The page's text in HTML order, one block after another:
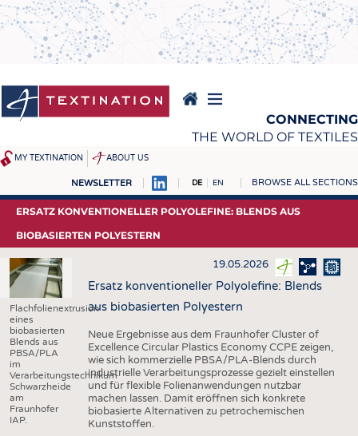
Direkt
zum
Inhalt
CONNECTING
THE WORLD OF TEXTILES
MY TEXTINATION ABOUT US
NEWSLETTER DE EN BROWSE ALL SECTIONS
NEWS
AKTUELLES
KLARTEXT BY TEXTINATION
REPORTS & INTERVIEWS
TEXTILE LEADERSHIP
TEXCAMPUS
ROHSTOFFE
FASERN
GARNE
GEWEBE
GESTRICKE & GEWIRKE
JOBS
STELLENMARKT
KRÜGER PERSONAL
HEADHUNTING
PRAKTIKA & AUSBILDUNGEN
ERSATZ KONVENTIONELLER POLYOLEFINE: BLENDS AUS
BIOBASIERTEN POLYESTERN
Flachfolienextrusion
eines
biobasierten
Blends aus
PBSA/PLA
im
Verarbeitungstechnikum
Schwarzheide
am
Fraunhofer
IAP.
19.05.2026
Ersatz konventioneller Polyolefine: Blends
aus biobasierten Polyestern
Neue Ergebnisse aus dem Fraunhofer Cluster of
Excellence Circular Plastics Economy CCPE zeigen,
wie sich kommerzielle PBSA/PLA-Blends durch
industrielle Verarbeitungsprozesse gezielt einstellen
und für flexible Folienanwendungen nutzbar
machen lassen. Damit eröffnen sich konkrete
biobasierte Alternativen zu petrochemischen
Kunststoffen.